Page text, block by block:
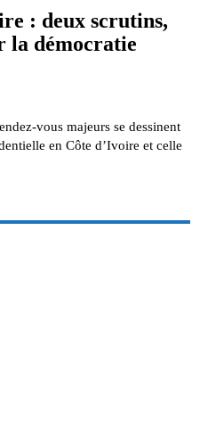
: deux scrutins,
la démocratie
vous majeurs se dessinent
en Côte d’Ivoire et celle